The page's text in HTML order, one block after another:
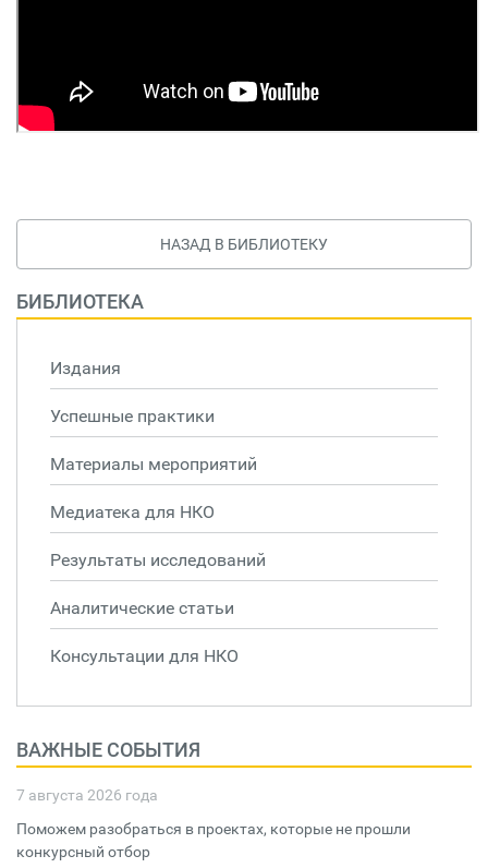
НАЗАД В БИБЛИОТЕКУ
БИБЛИОТЕКА
Издания
Успешные практики
Материалы мероприятий
Медиатека для НКО
Результаты исследований
Аналитические статьи
Консультации для НКО
ВАЖНЫЕ СОБЫТИЯ
7 августа 2026 года
Поможем разобраться в проектах, которые не прошли
конкурсный отбор